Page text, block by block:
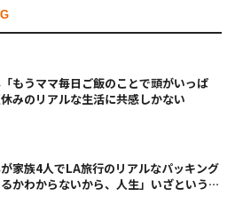
もうママ毎日ご飯のことで頭がいっぱ
みのリアルな生活に共感しかない
家族4人でLA旅行のリアルなパッキング
かわからないから、人生」いざというと